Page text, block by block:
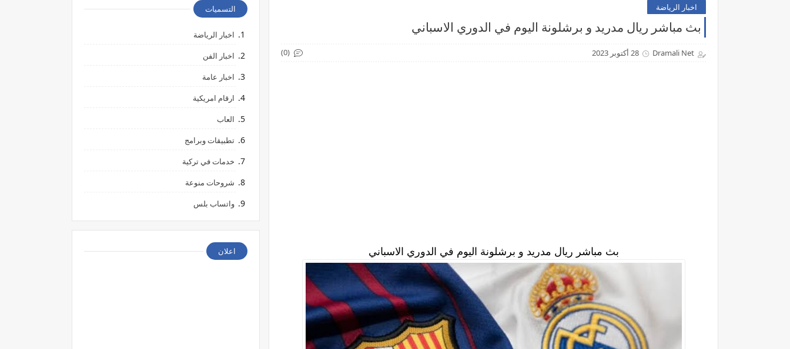
اخبار الرياضة
بث مباشر ريال مدريد و برشلونة اليوم في الدوري الاسباني
Dramali Net 28 أكتوبر 2023 (0)
بث مباشر ريال مدريد و برشلونة اليوم في الدوري الاسباني
التسميات
اخبار الرياضة
اخبار الفن
اخبار عامة
ارقام امريكية
العاب
تطبيقات وبرامج
خدمات في تركية
شروحات منوعة
واتساب بلس
اعلان